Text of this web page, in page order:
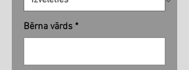
Bērna vārds *